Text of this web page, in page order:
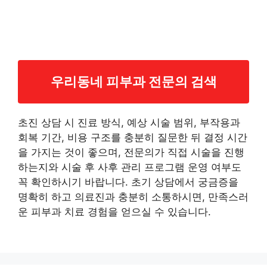
우리동네 피부과 전문의 검색
초진 상담 시 진료 방식, 예상 시술 범위, 부작용과
회복 기간, 비용 구조를 충분히 질문한 뒤 결정 시간
을 가지는 것이 좋으며, 전문의가 직접 시술을 진행
하는지와 시술 후 사후 관리 프로그램 운영 여부도
꼭 확인하시기 바랍니다. 초기 상담에서 궁금증을
명확히 하고 의료진과 충분히 소통하시면, 만족스러
운 피부과 치료 경험을 얻으실 수 있습니다.